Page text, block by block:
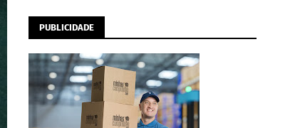
PUBLICIDADE